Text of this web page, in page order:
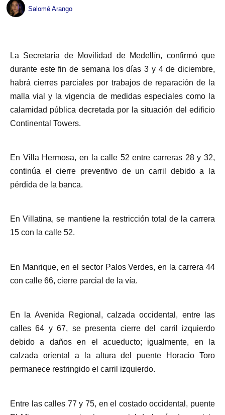
Salomé Arango
La Secretaría de Movilidad de Medellín, confirmó que
durante este fin de semana los días 3 y 4 de diciembre,
habrá cierres parciales por trabajos de reparación de la
malla vial y la vigencia de medidas especiales como la
calamidad pública decretada por la situación del edificio
Continental Towers.
En Villa Hermosa, en la calle 52 entre carreras 28 y 32,
continúa el cierre preventivo de un carril debido a la
pérdida de la banca.
En Villatina, se mantiene la restricción total de la carrera
15 con la calle 52.
En Manrique, en el sector Palos Verdes, en la carrera 44
con calle 66, cierre parcial de la vía.
En la Avenida Regional, calzada occidental, entre las
calles 64 y 67, se presenta cierre del carril izquierdo
debido a daños en el acueducto; igualmente, en la
calzada oriental a la altura del puente Horacio Toro
permanece restringido el carril izquierdo.
Entre las calles 77 y 75, en el costado occidental, puente